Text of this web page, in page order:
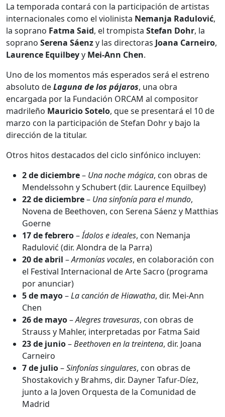
La temporada contará con la participación de artistas
internacionales como el violinista Nemanja Radulović,
la soprano Fatma Said, el trompista Stefan Dohr, la
soprano Serena Sáenzy las directoras Joana Carneiro,
Laurence Equilbeyy Mei-Ann Chen.
Uno de los momentos más esperados será el estreno
absoluto deLaguna de los pájaros, una obra
encargada por la Fundación ORCAM al compositor
madrileño Mauricio Sotelo, que se presentará el 10 de
marzo con la participación de Stefan Dohr y bajo la
dirección de la titular.
Otros hitos destacados del ciclo sinfónico incluyen:
2 de diciembre– Una noche mágica, con obras de
Mendelssohn y Schubert (dir. Laurence Equilbey)
22 de diciembre– Una sinfonía para el mundo,
Novena de Beethoven, con Serena Sáenz y Matthias
Goerne
17 de febrero–Ídolos e ideales, con Nemanja
Radulović (dir. Alondra de la Parra)
20 de abril –Armonías vocales, en colaboración con
el Festival Internacional de Arte Sacro (programa
por anunciar)
5 de mayo–La canción de Hiawatha, dir. Mei-Ann
Chen
26 de mayo–Alegres travesuras, con obras de
Strauss y Mahler, interpretadas por Fatma Said
23 de junio–Beethoven en la treintena, dir. Joana
Carneiro
7 de julio–Sinfonías singulares, con obras de
Shostakovich y Brahms, dir. Dayner Tafur-Díez,
junto a la Joven Orquesta de la Comunidad de
Madrid